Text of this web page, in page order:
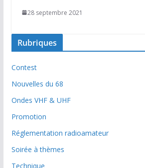
28 septembre 2021
Rubriques
Contest
Nouvelles du 68
Ondes VHF & UHF
Promotion
Réglementation radioamateur
Soirée à thèmes
Technique